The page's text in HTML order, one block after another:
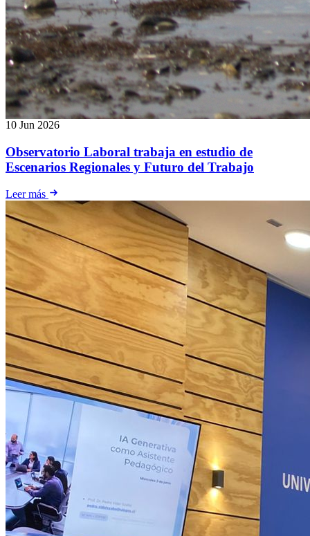
10 Jun 2026
Observatorio Laboral trabaja en estudio de
Escenarios Regionales y Futuro del Trabajo
Leer más